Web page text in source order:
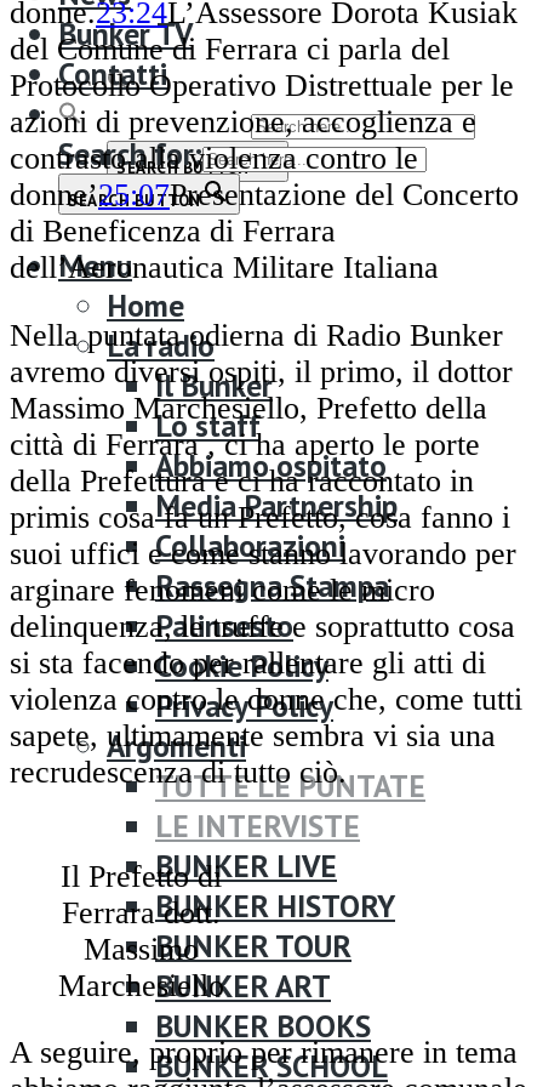
Contatti
Search for:
SEARCH BUTTON
Bunker TV
Contatti
Search for:
SEARCH BUTTON
Menu
Home
La radio
Il Bunker
Lo staff
Abbiamo ospitato
Media Partnership
Collaborazioni
Rassegna Stampa
Palinsesto
Cookie Policy
Privacy Policy
Argomenti
TUTTE LE PUNTATE
LE INTERVISTE
BUNKER LIVE
BUNKER HISTORY
BUNKER TOUR
BUNKER ART
BUNKER BOOKS
BUNKER SCHOOL
donne.23:24L’Assessore Dorota Kusiak
del Comune di Ferrara ci parla del
Protocollo Operativo Distrettuale per le
azioni di prevenzione, accoglienza e
contrasto alla violenza contro le
donne’25:07Presentazione del Concerto
di Beneficenza di Ferrara
dell’Aeronautica Militare Italiana
Nella puntata odierna di Radio Bunker
avremo diversi ospiti, il primo, il dottor
Massimo Marchesiello, Prefetto della
città di Ferrara , ci ha aperto le porte
della Prefettura e ci ha raccontato in
primis cosa fa un Prefetto, cosa fanno i
suoi uffici e come stanno lavorando per
arginare fenomeni come le micro
delinquenza, le truffe e soprattutto cosa
si sta facendo per rallentare gli atti di
violenza contro le donne che, come tutti
sapete, ultimamente sembra vi sia una
recrudescenza di tutto ciò.
Il Prefetto di
Ferrara dott.
Massimo
Marchesiello
A seguire, proprio per rimanere in tema